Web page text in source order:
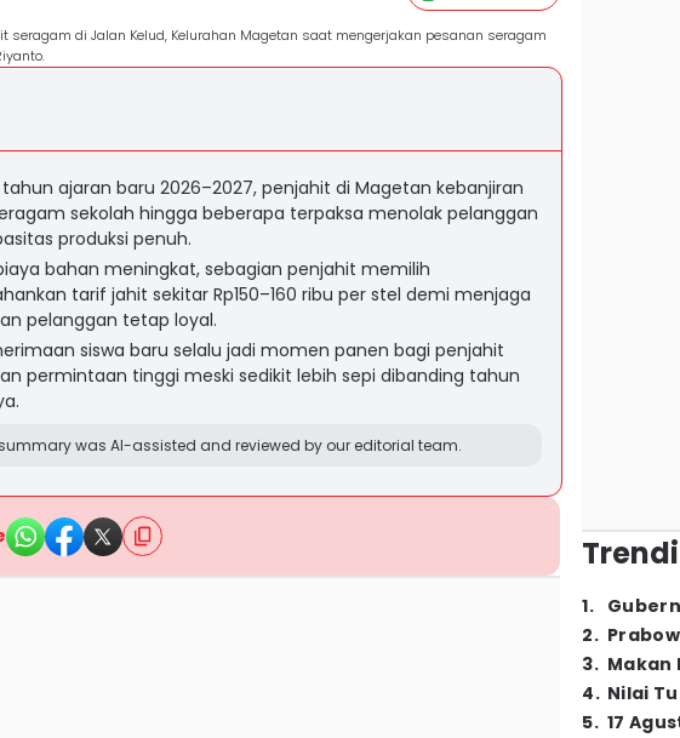
seragam di Jalan Kelud, Kelurahan Magetan saat mengerjakan pesanan seragam
ajaran baru 2026–2027, penjahit di Magetan kebanjiran
sekolah hingga beberapa terpaksa menolak pelanggan
produksi penuh.
bahan meningkat, sebagian penjahit memilih
tarif jahit sekitar Rp150–160 ribu per stel demi menjaga
pelanggan tetap loyal.
siswa baru selalu jadi momen panen bagi penjahit
permintaan tinggi meski sedikit lebih sepi dibanding tahun
was AI-assisted and reviewed by our editorial team.
1.
2.
3. Makan
4. Nilai
5. 17